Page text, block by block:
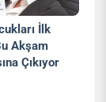
İlk
Akşam
Çıkıyor